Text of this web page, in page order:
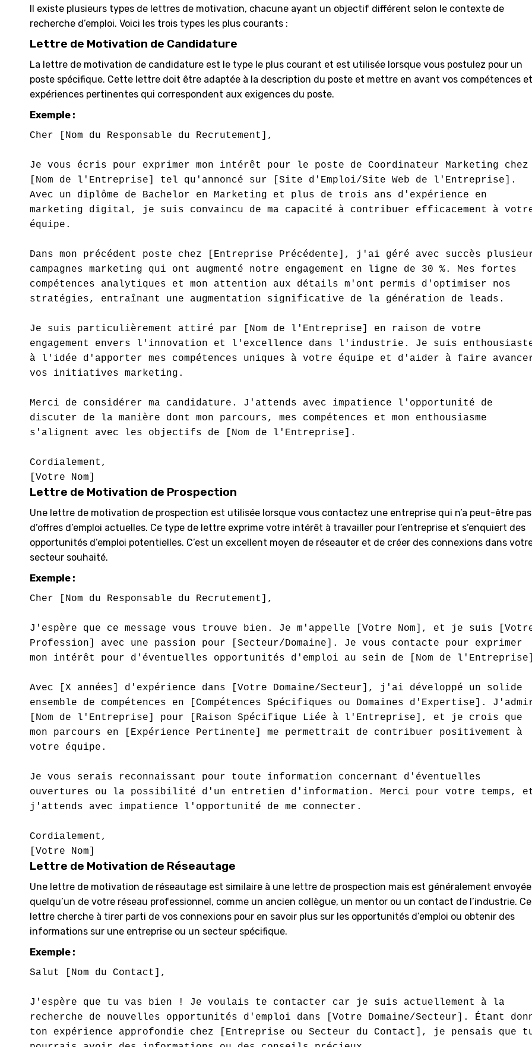
Il existe plusieurs types de lettres de motivation, chacune ayant un objectif différent selon le contexte de
recherche d’emploi. Voici les trois types les plus courants :
Lettre de Motivation de Candidature
La lettre de motivation de candidature est le type le plus courant et est utilisée lorsque vous postulez pour un
poste spécifique. Cette lettre doit être adaptée à la description du poste et mettre en avant vos compétences et
expériences pertinentes qui correspondent aux exigences du poste.
Exemple :
Cher [Nom du Responsable du Recrutement],
Je vous écris pour exprimer mon intérêt pour le poste de Coordinateur Marketing chez
[Nom de l'Entreprise] tel qu'annoncé sur [Site d'Emploi/Site Web de l'Entreprise].
Avec un diplôme de Bachelor en Marketing et plus de trois ans d'expérience en
marketing digital, je suis convaincu de ma capacité à contribuer efficacement à
équipe.
Dans mon précédent poste chez [Entreprise Précédente], j'ai géré avec succès
campagnes marketing qui ont augmenté notre engagement en ligne de 30 %. Mes fortes
compétences analytiques et mon attention aux détails m'ont permis d'optimiser nos
stratégies, entraînant une augmentation significative de la génération de leads.
Je suis particulièrement attiré par [Nom de l'Entreprise] en raison de votre
engagement envers l'innovation et l'excellence dans l'industrie. Je suis
à l'idée d'apporter mes compétences uniques à votre équipe et d'aider à faire
vos initiatives marketing.
Merci de considérer ma candidature. J'attends avec impatience l'opportunité de
discuter de la manière dont mon parcours, mes compétences et mon enthousiasme
s'alignent avec les objectifs de [Nom de l'Entreprise].
Cordialement,
Lettre de Motivation de Prospection
Une lettre de motivation de prospection est utilisée lorsque vous contactez une entreprise qui n’a peut-être pas
d’offres d’emploi actuelles. Ce type de lettre exprime votre intérêt à travailler pour l’entreprise et s’enquiert des
opportunités d’emploi potentielles. C’est un excellent moyen de réseauter et de créer des connexions dans
secteur souhaité.
Exemple :
Cher [Nom du Responsable du Recrutement],
J'espère que ce message vous trouve bien. Je m'appelle [Votre Nom], et je suis
Profession] avec une passion pour [Secteur/Domaine]. Je vous contacte pour exprimer
mon intérêt pour d'éventuelles opportunités d'emploi au sein de [Nom de
Avec [X années] d'expérience dans [Votre Domaine/Secteur], j'ai développé un solide
ensemble de compétences en [Compétences Spécifiques ou Domaines d'Expertise].
[Nom de l'Entreprise] pour [Raison Spécifique Liée à l'Entreprise], et je crois que
mon parcours en [Expérience Pertinente] me permettrait de contribuer positivement à
votre équipe.
Je vous serais reconnaissant pour toute information concernant d'éventuelles
ouvertures ou la possibilité d'un entretien d'information. Merci pour votre temps,
j'attends avec impatience l'opportunité de me connecter.
Cordialement,
Lettre de Motivation de Réseautage
Une lettre de motivation de réseautage est similaire à une lettre de prospection mais est généralement envoyée
quelqu’un de votre réseau professionnel, comme un ancien collègue, un mentor ou un contact de l’industrie.
lettre cherche à tirer parti de vos connexions pour en savoir plus sur les opportunités d’emploi ou obtenir des
informations sur une entreprise ou un secteur spécifique.
Exemple :
Salut [Nom du Contact],
J'espère que tu vas bien ! Je voulais te contacter car je suis actuellement à la
recherche de nouvelles opportunités d'emploi dans [Votre Domaine/Secteur]. Étant
ton expérience approfondie chez [Entreprise ou Secteur du Contact], je pensais que